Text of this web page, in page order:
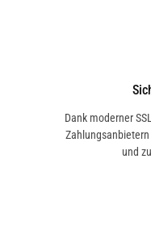
Beim
und
frei. Bei der
Dank moderner
und